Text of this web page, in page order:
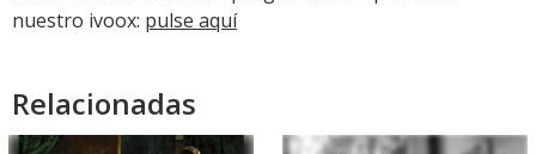
nuestro ivoox: pulse aquí
Relacionadas